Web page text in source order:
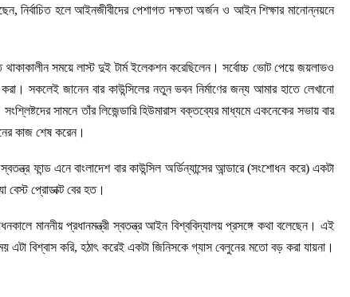
নির্বাচিত হলে আইনজীবীদের পেশাগত দক্ষতা অর্জন ও আইন শিক্ষার মানোন্নয়নে
সময়ে লাস্ট দুই টার্ম ইলেকশন করেছিলেন। সর্বোচ্চ ভোট পেয়ে জয়লাভও
সকলেই জানেন বার কাউন্সিলের নতুন ভবন নির্মাণের জন্য আমার হাতে লেখানো
সামনে তাঁর লিজেন্ডারি হিউমারাস বক্তব্যের মাধ্যমে একনেকের সভায় বার
কাজ শেষ করেন।
ফান্ড এনে বাংলাদেশ বার কাউন্সিল অর্ডিন্যান্সের আন্ডারে (সংশোধন করে) একটা
বেস্ট প্রোডাক্ট বের হত।
মাননীয় প্রধানমন্ত্রী স্বতন্ত্র আইন বিশ্ববিদ্যালয় প্রসঙ্গে কথা বলেছেন। এই
এটা বিশ্বাস করি, হঠাৎ করেই একটা জিনিসকে গ্যাস বেলুনের মতো বড় করা যায়না।